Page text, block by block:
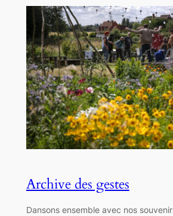
Archive des gestes
Dansons ensemble avec nos